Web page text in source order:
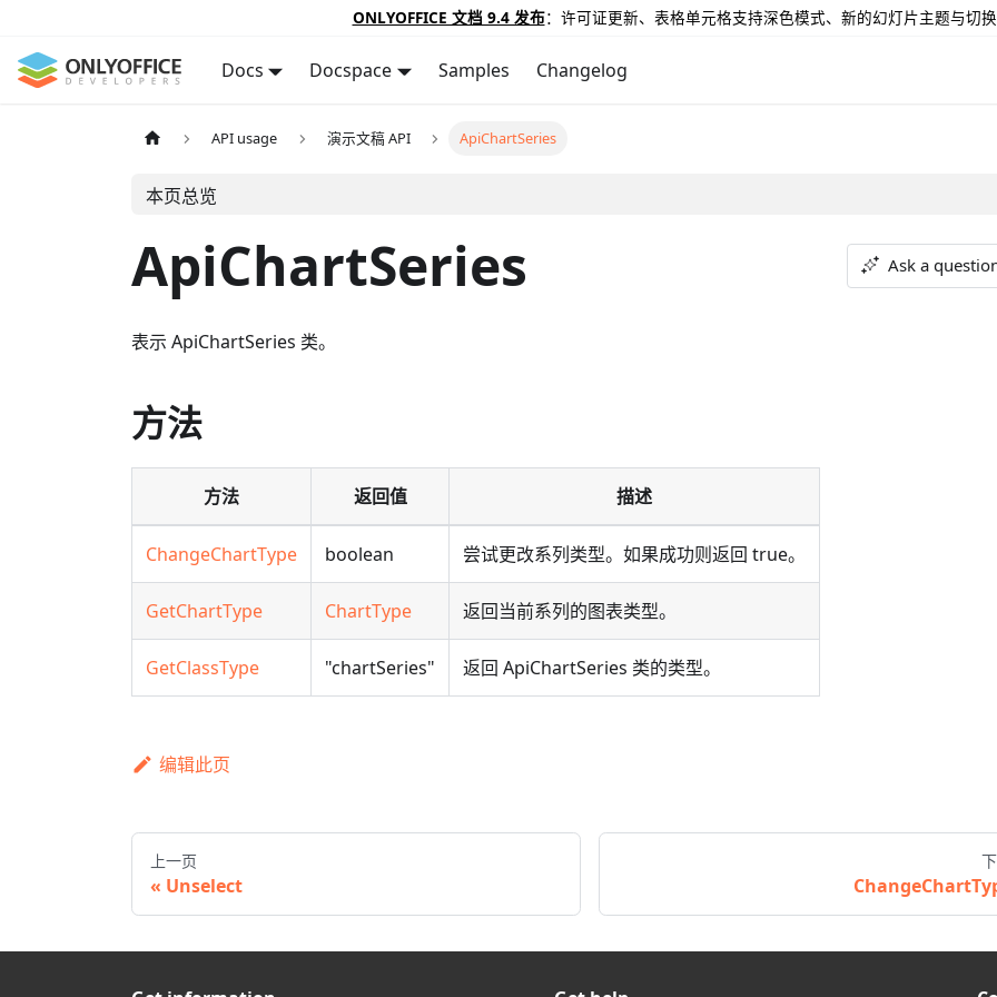
ONLYOFFICE 文档 9.4 发布：许可证更新、表格单元格支持深色模式、新的幻灯片主题与切换
Docs Docspace Samples Changelog
API usage 演示文稿 API ApiChartSeries
本页总览
ApiChartSeries Ask a
表示 ApiChartSeries 类。
方法
方法 返回值 描述
ChangeChartType boolean 尝试更改系列类型。如果成功则返回 true。
GetChartType ChartType 返回当前系列的图表类型。
GetClassType "chartSeries" 返回 ApiChartSeries 类的类型。
编辑此页
上一页
Unselect